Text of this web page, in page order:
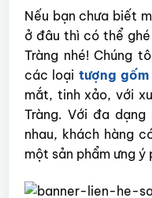
Nếu bạn chưa biết
ở đâu thì có thể
Tràng nhé! Chúng
các loại tượng gốm
mắt, tinh xảo, với
Tràng. Với đa
nhau, khách hàng
một sản phẩm ưng ý